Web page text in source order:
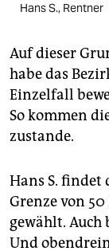
Hans S., Rentner
Auf dieser
habe das
Einzelfall
So kommen
zustande.
Hans S. findet
Grenze von
gewählt. Auch
Und